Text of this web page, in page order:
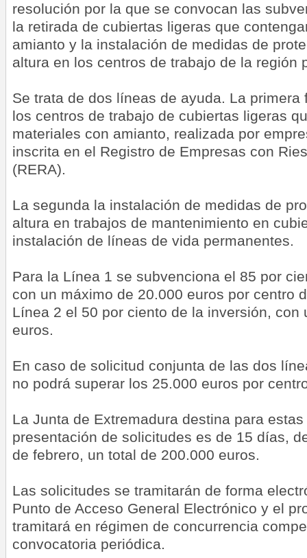
resolución por la que se convocan las
la retirada de cubiertas ligeras que
amianto y la instalación de medidas de
altura en los centros de trabajo de la región
Se trata de dos líneas de ayuda. La primera
los centros de trabajo de cubiertas ligeras
materiales con amianto, realizada por
inscrita en el Registro de Empresas con
(RERA).
La segunda la instalación de medidas de
altura en trabajos de mantenimiento en
instalación de líneas de vida permanentes.
Para la Línea 1 se subvenciona el 85 por
con un máximo de 20.000 euros por centro
Línea 2 el 50 por ciento de la inversión, con
euros.
En caso de solicitud conjunta de las dos
no podrá superar los 25.000 euros por
La Junta de Extremadura destina para
presentación de solicitudes es de 15 días,
de febrero, un total de 200.000 euros.
Las solicitudes se tramitarán de forma
Punto de Acceso General Electrónico y el
tramitará en régimen de concurrencia
convocatoria periódica.